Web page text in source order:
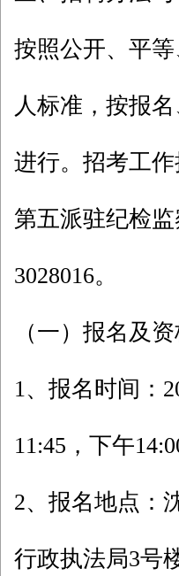
按照公开、平
人标准，按报
进行。招考工
第五派驻纪检
3028016。
（一）报名及
1、报名时间：
11:45，下午
2、报名地点：
行政执法局3号